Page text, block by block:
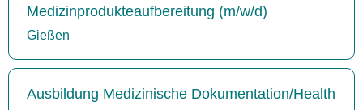
Medizinprodukteaufbereitung (m/w/d)
Gießen
Ausbildung Medizinische Dokumentation/Health